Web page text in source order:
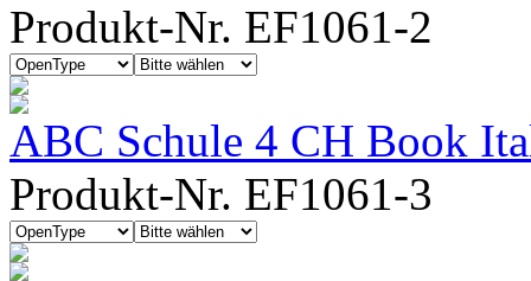
Produkt-Nr. EF1061-2
ABC Schule 4 CH Book
Produkt-Nr. EF1061-3